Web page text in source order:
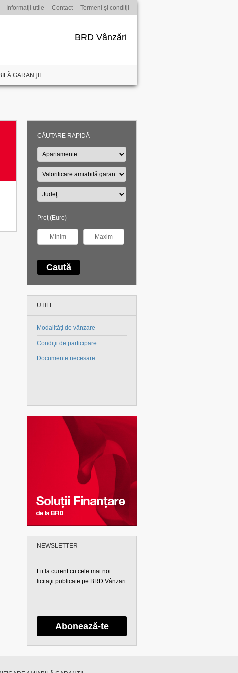
Informaţii utile Contact Termeni şi condiţii
BRD Vânzări
GARANŢII
CĂUTARE RAPIDĂ
Preţ (Euro)
UTILE
Modalităţi de vânzare
Condiţii de participare
Documente necesare
NEWSLETTER
Fii la curent cu cele mai noi
licitaţii publicate pe BRD Vânzari
Abonează-te